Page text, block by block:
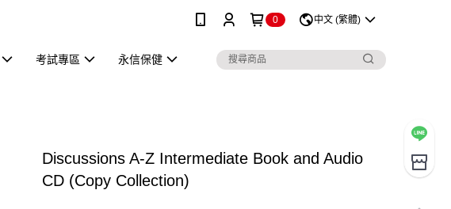
0 中文 (繁體)
考試專區 永信保健
Discussions A-Z Intermediate Book and Audio
CD (Copy Collection)